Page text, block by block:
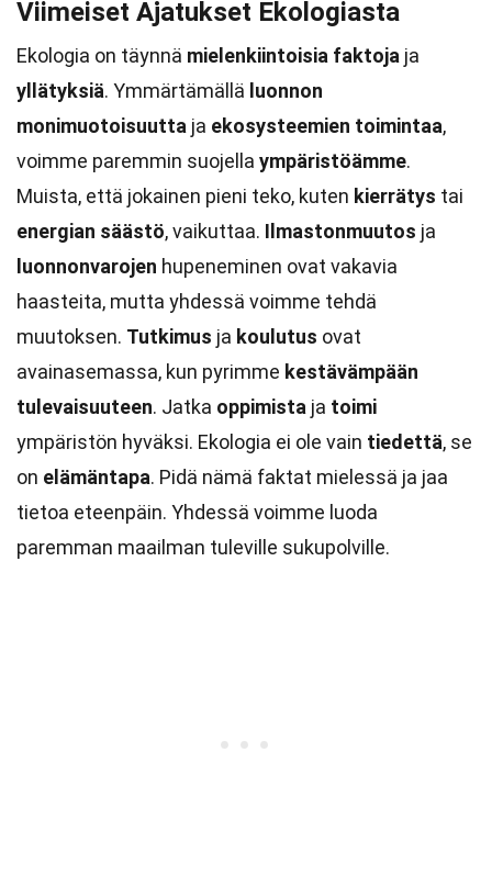
Viimeiset Ajatukset Ekologiasta
Ekologia on täynnä mielenkiintoisia faktoja ja
yllätyksiä. Ymmärtämällä luonnon
monimuotoisuutta ja ekosysteemien toimintaa,
voimme paremmin suojella ympäristöämme.
Muista, että jokainen pieni teko, kuten kierrätys tai
energian säästö, vaikuttaa. Ilmastonmuutos ja
luonnonvarojen hupeneminen ovat vakavia
haasteita, mutta yhdessä voimme tehdä
muutoksen. Tutkimus ja koulutus ovat
avainasemassa, kun pyrimme kestävämpään
tulevaisuuteen. Jatka oppimista ja toimi
ympäristön hyväksi. Ekologia ei ole vain tiedettä, se
on elämäntapa. Pidä nämä faktat mielessä ja jaa
tietoa eteenpäin. Yhdessä voimme luoda
paremman maailman tuleville sukupolville.